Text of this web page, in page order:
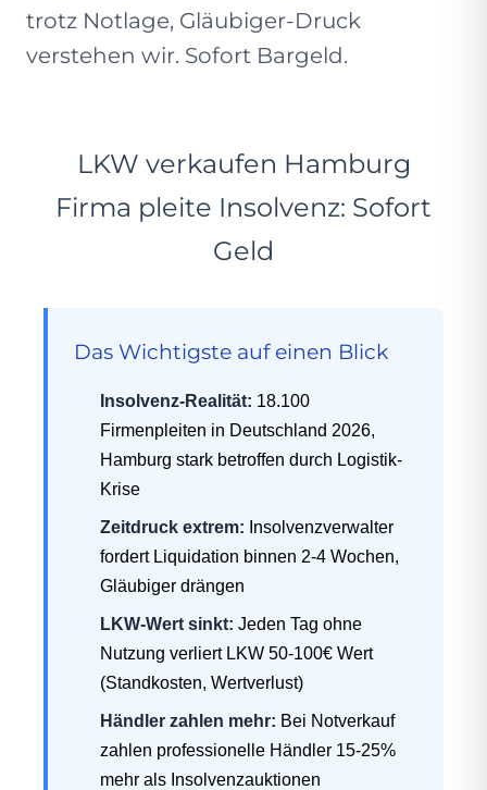
trotz Notlage, Gläubiger-Druck
verstehen wir. Sofort Bargeld.
LKW verkaufen Hamburg
Firma pleite Insolvenz: Sofort
Geld
Das Wichtigste auf einen Blick
Insolvenz-Realität: 18.100
Firmenpleiten in Deutschland 2026,
Hamburg stark betroffen durch Logistik-
Krise
Zeitdruck extrem: Insolvenzverwalter
fordert Liquidation binnen 2-4 Wochen,
Gläubiger drängen
LKW-Wert sinkt: Jeden Tag ohne
Nutzung verliert LKW 50-100€ Wert
(Standkosten, Wertverlust)
Händler zahlen mehr: Bei Notverkauf
zahlen professionelle Händler 15-25%
mehr als Insolvenzauktionen